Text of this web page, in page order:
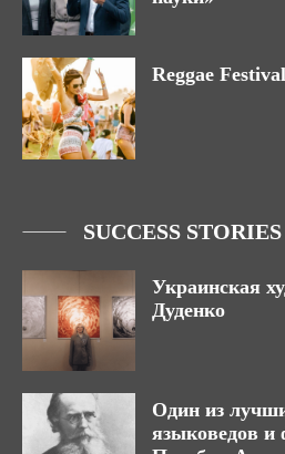
Reggae
SUCCESS STORIES
Украинская
Дуденко
Один из
языковедов и